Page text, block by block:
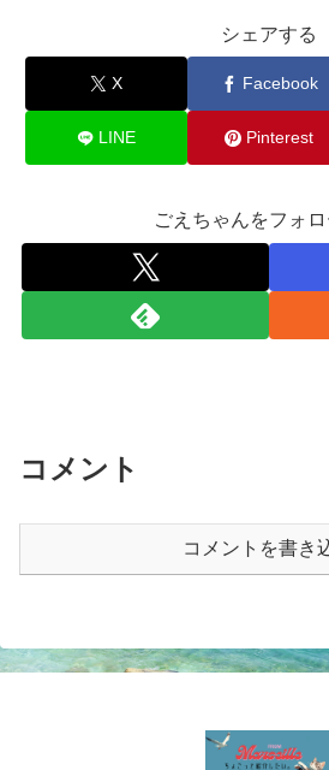
シェアする
X Facebook
LINE Pinterest
ごえちゃんをフォ
コメント
コメントを書き